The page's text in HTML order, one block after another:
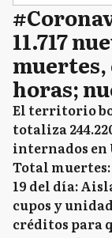
11.717
muertes,
horas;
El territorio
totaliza
internados en
Total
19 del día:
cupos y
créditos para